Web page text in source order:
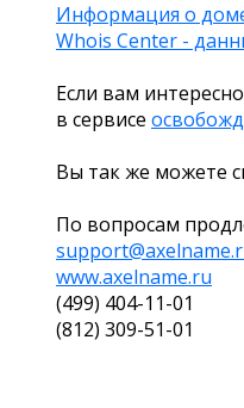
Информация о
Whois Center -
Если вам
в сервисе
Вы так же можете
По вопросам
www.axelname.ru
(499) 404-11-01
(812) 309-51-01